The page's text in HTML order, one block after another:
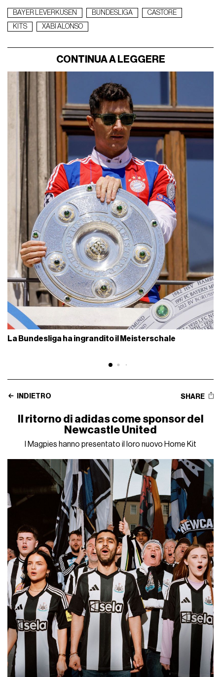
BAYER LEVERKUSEN BUNDESLIGA
CASTORE
KITS
XABI ALONSO
CONTINUA A LEGGERE
La Bundesliga ha ingrandito il Meisterschale
INDIETRO SHARE
Il ritorno di adidas come sponsor del
Newcastle United
I Magpies hanno presentato il loro nuovo Home Kit